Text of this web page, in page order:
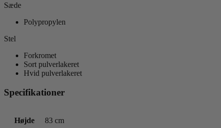
Sæde
Polypropylen
Stel
Forkromet
Sort pulverlakeret
Hvid pulverlakeret
Specifikationer
Højde 83 cm